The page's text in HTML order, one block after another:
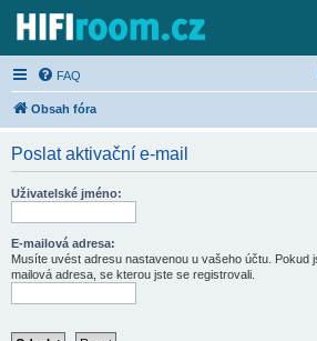
Server o Hi-Fi a AV technice
FAQ
Obsah fóra
Poslat aktivační e-mail
Uživatelské jméno:
E-mailová adresa:
Musíte uvést adresu nastavenou u vašeho účtu. Pokud
mailová adresa, se kterou jste se registrovali.